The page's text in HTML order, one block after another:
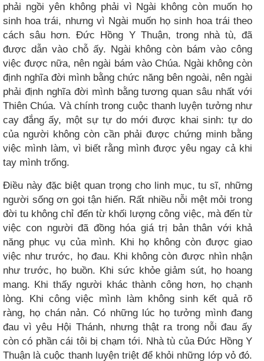
phải ngồi yên không phải vì Ngài không còn muốn họ
sinh hoa trái, nhưng vì Ngài muốn họ sinh hoa trái theo
cách sâu hơn. Đức Hồng Y Thuận, trong nhà tù, đã
được dẫn vào chỗ ấy. Ngài không còn bám vào công
việc được nữa, nên ngài bám vào Chúa. Ngài không còn
định nghĩa đời mình bằng chức năng bên ngoài, nên ngài
phải định nghĩa đời mình bằng tương quan sâu nhất với
Thiên Chúa. Và chính trong cuộc thanh luyện tưởng như
cay đắng ấy, một sự tự do mới được khai sinh: tự do
của người không còn cần phải được chứng minh bằng
việc mình làm, vì biết rằng mình được yêu ngay cả khi
tay mình trống.
Điều này đặc biệt quan trọng cho linh mục, tu sĩ, những
người sống ơn gọi tận hiến. Rất nhiều nỗi mệt mỏi trong
đời tu không chỉ đến từ khối lượng công việc, mà đến từ
việc con người đã đồng hóa giá trị bản thân với khả
năng phục vụ của mình. Khi họ không còn được giao
việc như trước, họ đau. Khi không còn được nhìn nhận
như trước, họ buồn. Khi sức khỏe giảm sút, họ hoang
mang. Khi thấy người khác thành công hơn, họ chạnh
lòng. Khi công việc mình làm không sinh kết quả rõ
ràng, họ chán nản. Có những lúc họ tưởng mình đang
đau vì yêu Hội Thánh, nhưng thật ra trong nỗi đau ấy
còn có phần cái tôi bị chạm tới. Nhà tù của Đức Hồng Y
Thuận là cuộc thanh luyện triệt để khỏi những lớp vỏ đó.